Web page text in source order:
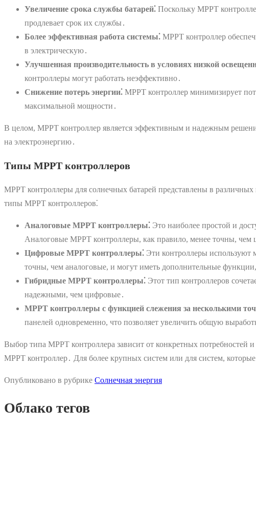
Увеличение срока службы батарей⁚ Поскольку MPPT
продлевает срок их службы․
Более эффективная работа системы⁚ MPPT контроллер
в электрическую․
Улучшенная производительность в условиях низкой
контроллеры могут работать неэффективно․
Снижение потерь энергии⁚ MPPT контроллер минимизирует
максимальной мощности․
В целом, MPPT контроллер является эффективным и надежным
на электроэнергию․
Типы MPPT контроллеров
MPPT контроллеры для солнечных батарей представлены в
типы MPPT контроллеров⁚
Аналоговые MPPT контроллеры⁚ Это наиболее простой и
Аналоговые MPPT контроллеры, как правило, менее точны,
Цифровые MPPT контроллеры⁚ Эти контроллеры используют
точны, чем аналоговые, и могут иметь дополнительные
Гибридные MPPT контроллеры⁚ Этот тип контроллеров
надежными, чем цифровые․
MPPT контроллеры с функцией слежения за несколькими
панелей одновременно, что позволяет увеличить общую
Выбор типа MPPT контроллера зависит от конкретных
MPPT контроллер․ Для более крупных систем или для систем,
Опубликовано в рубрике Солнечная энергия
Облако тегов